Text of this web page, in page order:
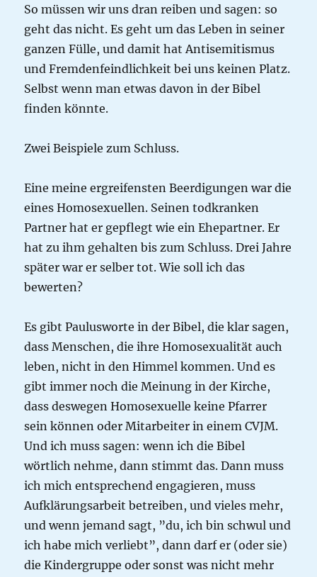
So müssen wir uns dran reiben und sagen: so
geht das nicht. Es geht um das Leben in seiner
ganzen Fülle, und damit hat Antisemitismus
und Fremdenfeindlichkeit bei uns keinen Platz.
Selbst wenn man etwas davon in der Bibel
finden könnte.
Zwei Beispiele zum Schluss.
Eine meine ergreifensten Beerdigungen war die
eines Homosexuellen. Seinen todkranken
Partner hat er gepflegt wie ein Ehepartner. Er
hat zu ihm gehalten bis zum Schluss. Drei Jahre
später war er selber tot. Wie soll ich das
bewerten?
Es gibt Paulusworte in der Bibel, die klar sagen,
dass Menschen, die ihre Homosexualität auch
leben, nicht in den Himmel kommen. Und es
gibt immer noch die Meinung in der Kirche,
dass deswegen Homosexuelle keine Pfarrer
sein können oder Mitarbeiter in einem CVJM.
Und ich muss sagen: wenn ich die Bibel
wörtlich nehme, dann stimmt das. Dann muss
ich mich entsprechend engagieren, muss
Aufklärungsarbeit betreiben, und vieles mehr,
und wenn jemand sagt, ”du, ich bin schwul und
ich habe mich verliebt”, dann darf er (oder sie)
die Kindergruppe oder sonst was nicht mehr